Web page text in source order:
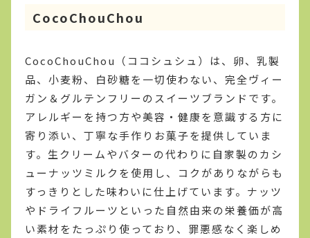
CocoChouChou
CocoChouChou（ココシュシュ）は、卵、乳製
品、小麦粉、白砂糖を一切使わない、完全ヴィー
ガン＆グルテンフリーのスイーツブランドです。
アレルギーを持つ方や美容・健康を意識する方に
寄り添い、丁寧な手作りお菓子を提供していま
す。生クリームやバターの代わりに自家製のカシ
ューナッツミルクを使用し、コクがありながらも
すっきりとした味わいに仕上げています。ナッツ
やドライフルーツといった自然由来の栄養価が高
い素材をたっぷり使っており、罪悪感なく楽しめ